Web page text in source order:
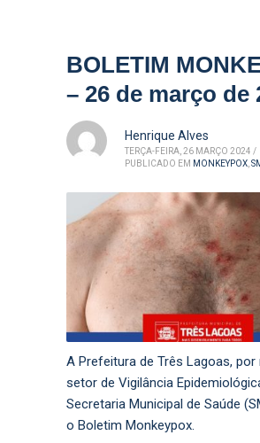
BOLETIM
– 26 de março de
Henrique Alves
TERÇA-FEIRA, 26 MARÇO 2024 /
PUBLICADO EM MONKEYPOX,
A Prefeitura de Três Lagoas, por
setor de Vigilância
Secretaria Municipal de Saúde
o Boletim Monkeypox.